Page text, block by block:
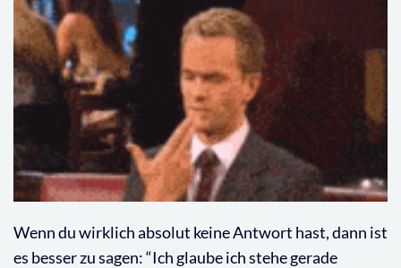
Wenn du wirklich absolut keine Antwort hast, dann ist
es besser zu sagen: “Ich glaube ich stehe gerade